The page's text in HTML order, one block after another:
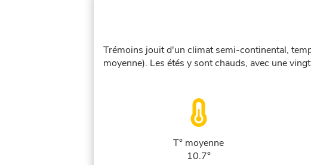
Trémoins jouit d'un climat semi-continental,
moyenne). Les étés y sont chauds, avec une
T° moyenne
10.7°